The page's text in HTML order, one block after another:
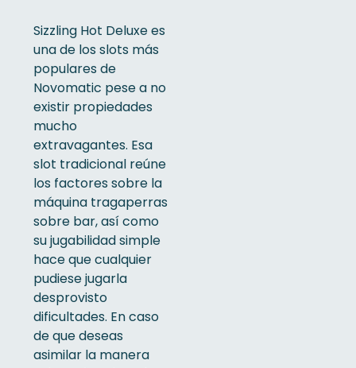
Sizzling Hot Deluxe es
una de los slots más
populares de
Novomatic pese a no
existir propiedades
mucho
extravagantes. Esa
slot tradicional reúne
los factores sobre la
máquina tragaperras
sobre bar, así­ como
su jugabilidad simple
hace que cualquier
pudiese jugarla
desprovisto
dificultades. En caso
de que deseas
asimilar la manera